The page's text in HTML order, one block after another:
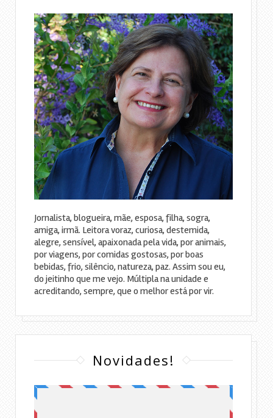
Jornalista, blogueira, mãe, esposa, filha, sogra,
amiga, irmã. Leitora voraz, curiosa, destemida,
alegre, sensível, apaixonada pela vida, por animais,
por viagens, por comidas gostosas, por boas
bebidas, frio, silêncio, natureza, paz. Assim sou eu,
do jeitinho que me vejo. Múltipla na unidade e
acreditando, sempre, que o melhor está por vir.
Novidades!